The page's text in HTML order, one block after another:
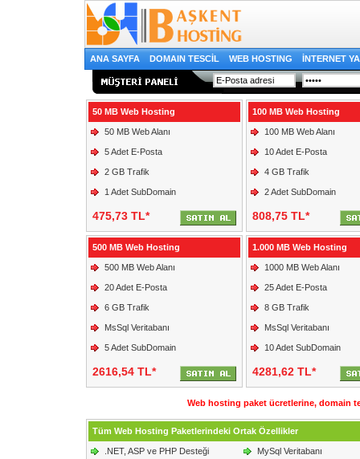
ANA SAYFA DOMAIN TESCİL WEB HOSTING İNTERNET
50 MB Web Hosting
50 MB Web Alanı
5 Adet E-Posta
2 GB Trafik
1 Adet SubDomain
475,73 TL*
100 MB Web Hosting
100 MB Web Alanı
10 Adet E-Posta
4 GB Trafik
2 Adet SubDomain
808,75 TL*
500 MB Web Hosting
500 MB Web Alanı
20 Adet E-Posta
6 GB Trafik
MsSql Veritabanı
5 Adet SubDomain
2616,54 TL*
1.000 MB Web Hosting
1000 MB Web Alanı
25 Adet E-Posta
8 GB Trafik
MsSql Veritabanı
10 Adet SubDomain
4281,62 TL*
Web hosting paket ücretlerine, domain
Tüm Web Hosting Paketlerindeki Ortak Özellikler
.NET, ASP ve PHP Desteği MySql Veritabanı